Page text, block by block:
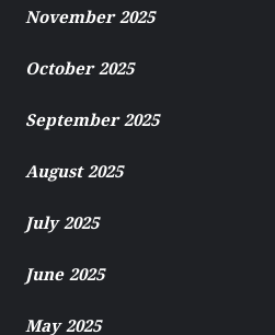
November 2025
October 2025
September 2025
August 2025
July 2025
June 2025
May 2025